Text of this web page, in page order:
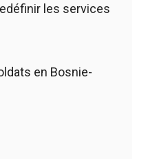
les services
en Bosnie-